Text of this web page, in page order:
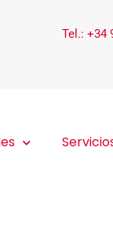
Tel.: +34